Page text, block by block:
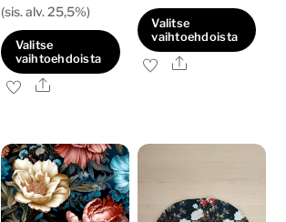
32,00€
42,00€
(sis. alv. 25,5%)
Valitse
vaihtoehdoista
Tällä
useampi
muunnelma.
Voit
Ale
Valitse
vaihtoehdoista
Tällä
tehdä
Ale